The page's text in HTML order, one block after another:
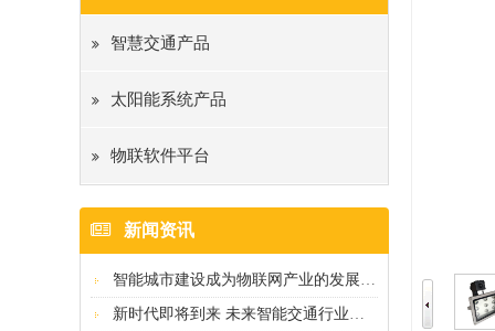
智慧交通产品
太阳能系统产品
物联软件平台
新闻资讯
智能城市建设成为物联网产业的发展热点
新时代即将到来 未来智能交通行业发展...